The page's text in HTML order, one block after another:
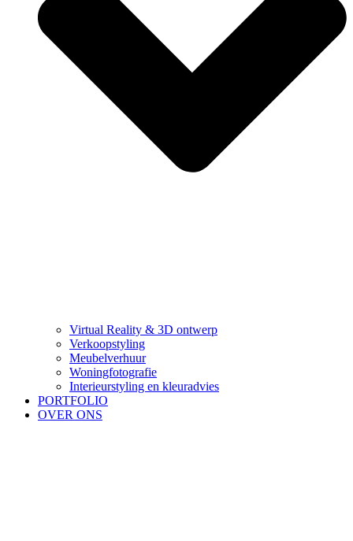
Virtual Reality & 3D ontwerp
Verkoopstyling
Meubelverhuur
Woningfotografie
Interieurstyling en kleuradvies
PORTFOLIO
OVER ONS